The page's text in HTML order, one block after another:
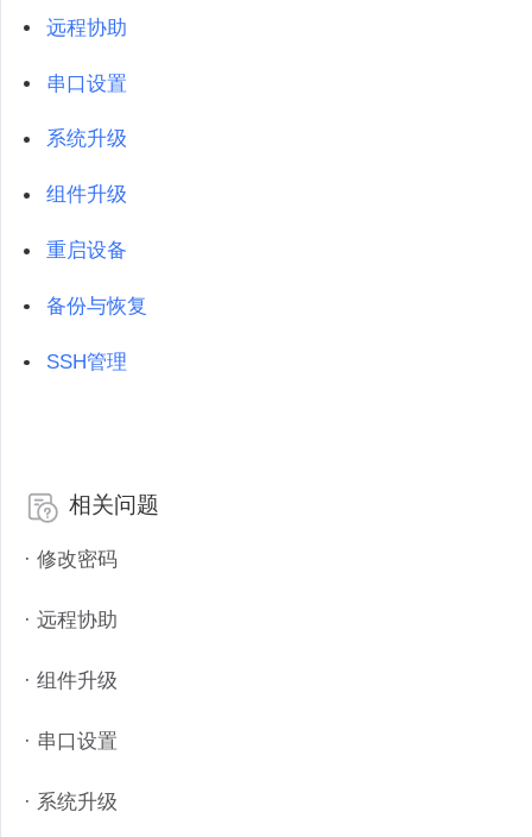
远程协助
串口设置
系统升级
组件升级
重启设备
备份与恢复
SSH管理
相关问题
· 修改密码
· 远程协助
· 组件升级
· 串口设置
· 系统升级